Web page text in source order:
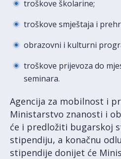
troškove školarine;
troškove smještaja i
obrazovni i kulturni
troškove prijevoza do
seminara.
Agencija za mobilnost i
Ministarstvo znanosti i
će i predložiti bugarskoj
stipendiju, a konačnu
stipendije donijet će